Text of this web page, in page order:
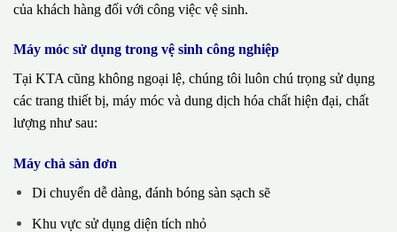
của khách hàng đối với công việc vệ sinh.
Máy móc sử dụng trong vệ sinh công nghiệp
Tại KTA cũng không ngoại lệ, chúng tôi luôn chú trọng sử dụng
các trang thiết bị, máy móc và dung dịch hóa chất hiện đại, chất
lượng như sau:
Máy chà sàn đơn
Di chuyển dễ dàng, đánh bóng sàn sạch sẽ
Khu vực sử dụng diện tích nhỏ